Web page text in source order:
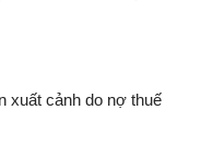
xuất cảnh do nợ thuế